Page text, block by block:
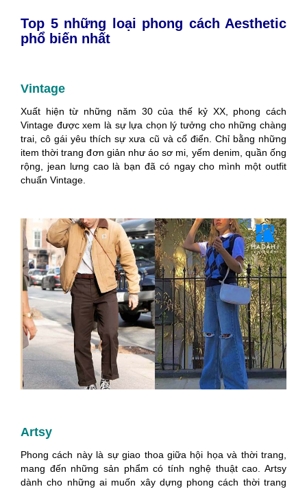
Top 5 những loại phong cách Aesthetic
phổ biến nhất
Vintage
Xuất hiện từ những năm 30 của thế kỷ XX, phong cách
Vintage được xem là sự lựa chọn lý tưởng cho những chàng
trai, cô gái yêu thích sự xưa cũ và cổ điển. Chỉ bằng những
item thời trang đơn giản như áo sơ mi, yếm denim, quần ống
rộng, jean lưng cao là bạn đã có ngay cho mình một outfit
chuẩn Vintage.
Artsy
Phong cách này là sự giao thoa giữa hội họa và thời trang,
mang đến những sản phẩm có tính nghệ thuật cao. Artsy
dành cho những ai muốn xây dựng phong cách thời trang